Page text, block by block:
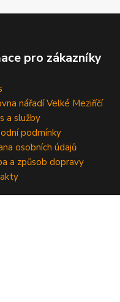
pro zákazníky
nářadí Velké Meziříčí
a služby
podmínky
osobních údajů
a způsob dopravy